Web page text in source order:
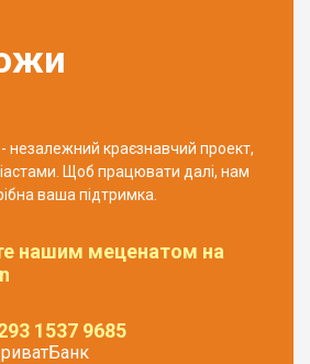
- незалежний краєзнавчий проект,
Щоб працювати далі, нам
ваша підтримка.
нашим меценатом на
1537 9685